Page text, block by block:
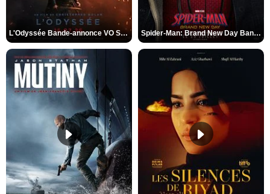
L'Odyssée Bande-annonce VO STFR Spider-Man: Brand New Day Bande-annonce VO STFR